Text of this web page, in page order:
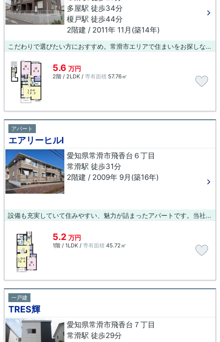
多屋駅 徒歩34分
榎戸駅 徒歩44分
2階建 / 2011年 11月(築14年)
こだわりで選びたい方におすすめ。常滑市エリアで住まいをお探しなら「エアリーヒルⅢ」。設備も充実していて住みやすい、魅力が詰まったアパートです。引越し先のお住まいが見つからないとお悩みなら、当社のオススメする賃貸物件はいかがでしょうか？当社では、数多くの物件情報を取り扱っているので、ご希望の物件が見つかります。
5.6 万円
2階 / 2LDK / 専有面積 57.76㎡
アパート
エアリーヒルⅠ
愛知県常滑市飛香台６丁目
常滑駅 徒歩31分
2階建 / 2009年 9月(築16年)
設備も充実していて住みやすい、魅力が詰まったアパートです。当社は、お客様の暮らしをより良いものにするため、こだわりやニーズに合わせた物件のご紹介をいたします。どうぞお気軽にご連絡下さい。
5.2 万円
1階 / 1LDK / 専有面積 45.72㎡
一戸建
TRES輝
愛知県常滑市飛香台７丁目
常滑駅 徒歩29分